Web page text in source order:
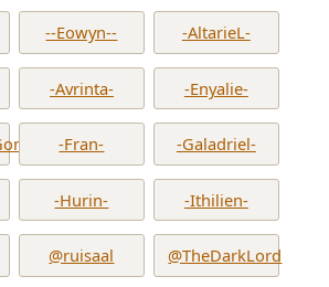
--Eowyn-- -AltarieL-
-Avrinta- -Enyalie-
-Fran- -Galadriel-
-Hurin- -Ithilien-
@ruisaal @TheDarkLord